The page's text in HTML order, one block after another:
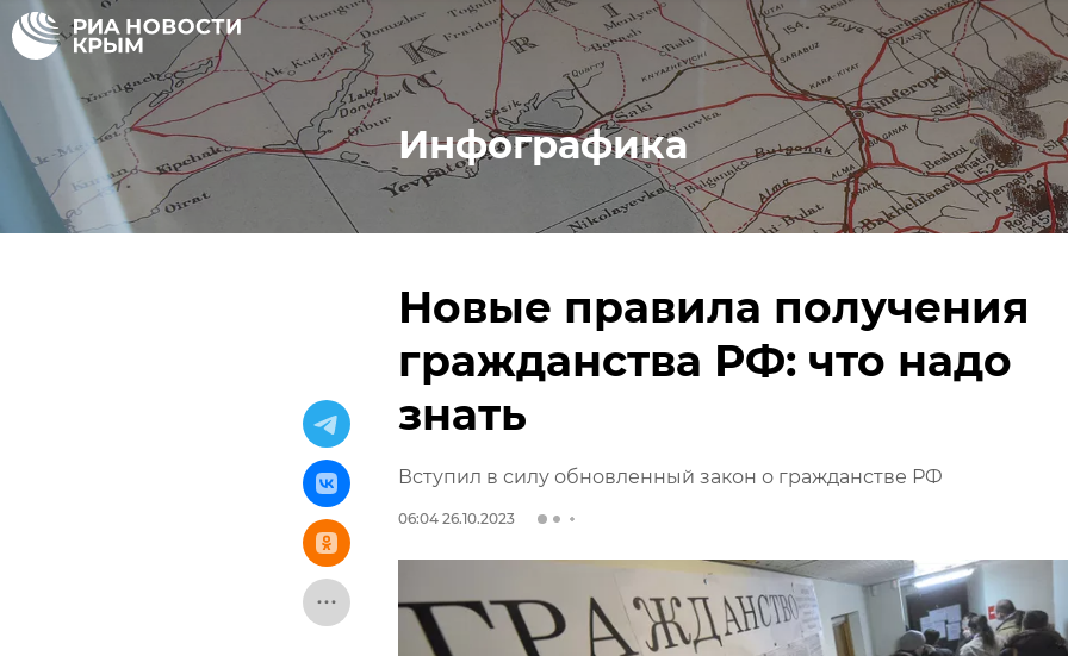
Инфографика
Новые правила получения
гражданства РФ: что надо
знать
Вступил в силу обновленный закон о гражданстве РФ
06:04 26.10.2023